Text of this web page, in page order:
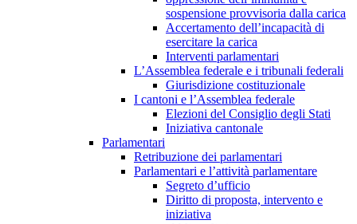
sospensione provvisoria dalla carica
Accertamento dell’incapacità di
esercitare la carica
Interventi parlamentari
L’Assemblea federale e i tribunali federali
Giurisdizione costituzionale
I cantoni e l’Assemblea federale
Elezioni del Consiglio degli Stati
Iniziativa cantonale
Parlamentari
Retribuzione dei parlamentari
Parlamentari e l’attività parlamentare
Segreto d’ufficio
Diritto di proposta, intervento e
iniziativa